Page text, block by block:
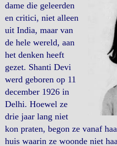
dame die geleerden
en critici, niet alleen
uit India, maar van
de hele wereld, aan
het denken heeft
gezet. Shanti Devi
werd geboren op 11
december 1926 in
Delhi. Hoewel ze
drie jaar lang niet
kon praten, begon ze vanaf
huis waarin ze woonde niet